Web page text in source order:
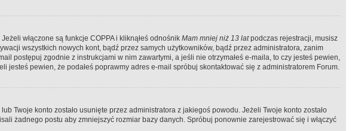
włączone są funkcje COPPA i kliknąłeś odnośnik Mam mniej niż 13 latpodczas rejestracji, musisz
wszystkich nowych kont, bądź przez samych użytkowników, bądź przez administratora, zanim
postępuj zgodnie z instrukcjami w nim zawartymi, a jeśli nie otrzymałeś e-maila, to czy jesteś pewien,
jesteś pewien, że podałeś poprawmy adres e-mail spróbuj skontaktować się z administratorem Forum.
Twoje konto zostało usunięte przez administratora z jakiegoś powodu. Jeżeli Twoje konto zostało
żadnego postu aby zmniejszyć rozmiar bazy danych. Spróbuj ponownie zarejestrować się i włączyć